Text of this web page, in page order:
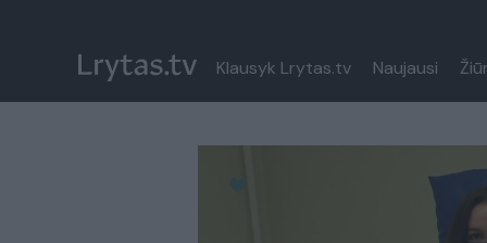
Klausyk Lrytas.tv Naujausi